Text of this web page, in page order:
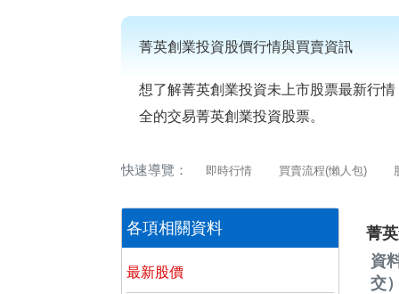
菁英創業投資股價行情與買賣資訊
想了解菁英創業投資未上市股票最新行
全的交易菁英創業投資股票。
快速導覽： 即時行情 買賣流程(懶人包)
各項相關資料
最新股價
菁
資
交